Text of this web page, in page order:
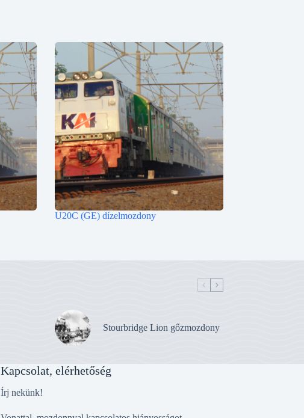
U20C (GE) dízelmozdony
Stourbridge Lion gőzmozdony
Kapcsolat, elérhetőség
Írj nekünk!